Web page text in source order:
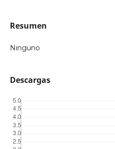
Resumen
Ninguno
Descargas